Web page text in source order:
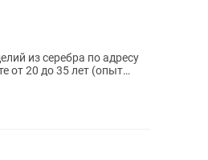
из серебра по адресу
от 20 до 35 лет (опыт